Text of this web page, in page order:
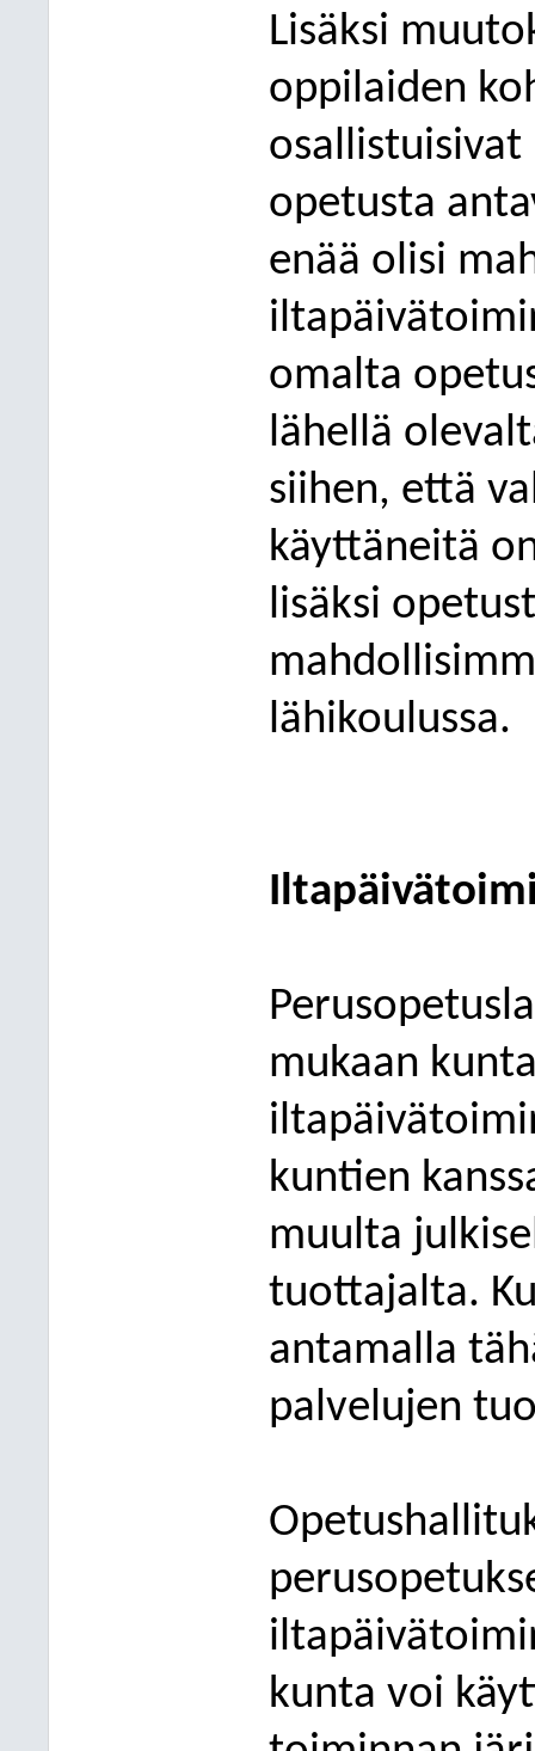
Lisäksi
oppilaiden
opetusta
enää olisi
omalta
lähellä
siihen, että
käyttäneitä
lisäksi
lähikoulussa.
mukaan
kuntien
muulta
tuottajalta.
antamalla
palvelujen
kunta voi